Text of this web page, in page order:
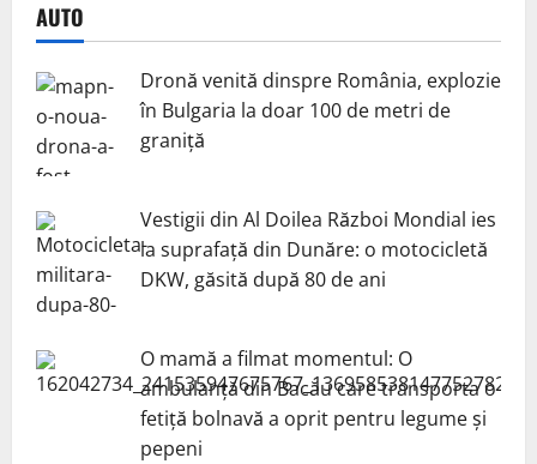
AUTO
Dronă venită dinspre România, explozie
în Bulgaria la doar 100 de metri de
graniță
Vestigii din Al Doilea Război Mondial ies
la suprafață din Dunăre: o motocicletă
DKW, găsită după 80 de ani
O mamă a filmat momentul: O
ambulanță din Bacău care transporta o
fetiță bolnavă a oprit pentru legume și
pepeni